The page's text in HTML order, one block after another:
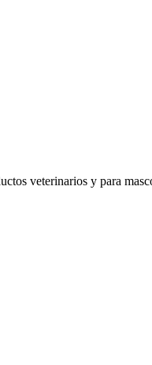
veterinarios y para